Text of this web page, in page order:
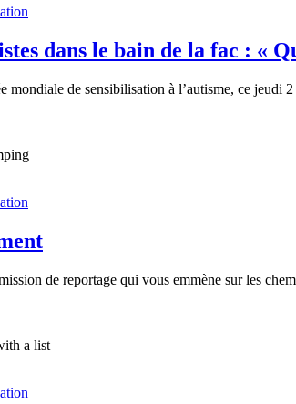
dans le bain de la fac : «
mondiale de sensibilisation à l’autisme, ce jeudi
de reportage qui vous emmène sur les